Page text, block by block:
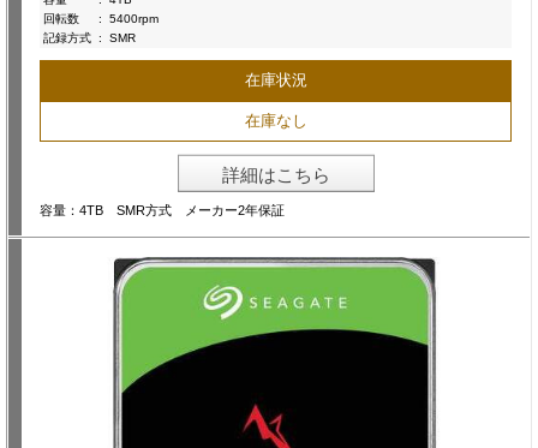
回転数
:
5400rpm
記録方式 : SMR
在庫状況
在庫なし
詳細はこちら
容量：4TB SMR方式 メーカー2年保証